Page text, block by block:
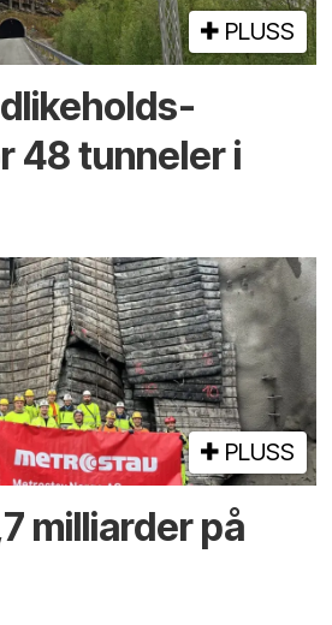
PLUSS
48 tunneler i
PLUSS
milliarder på